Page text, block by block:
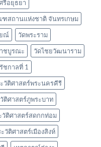
รีอยุธยา
สถานแห่งชาติ จันทรเกษม
ณ์
วัดพระราม
ชบูรณะ
วัดไชยวัฒนาราม
ชกาลที่ 1
วัติศาสตร์พระนครคีรี
ติศาสตร์ภูพระบาท
วัติศาสตร์สดกกท่อม
วัติศาสตร์เมืองสิงห์